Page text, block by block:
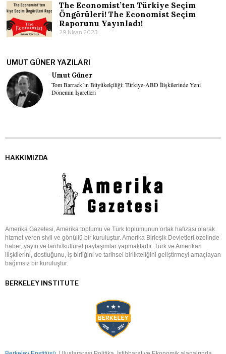
The Economist’ten Türkiye Seçim
Öngörüleri! The Economist Seçim
Raporunu Yayınladı!
29 Nisan 2023
UMUT GÜNER YAZILARI
Umut Güner
Tom Barrack’ın Büyükelçiliği: Türkiye-ABD İlişkilerinde Yeni
Dönemin İşaretleri
HAKKIMIZDA
Amerika Gazetesi, Amerika toplumu ve Türk toplumunun ortak hafızası olarak
hizmet veren sivil ve gönüllü bir kuruluştur. Amerika Birleşik Devletleri özelinde
haber, yayın ve tarihi/kültürel paylaşımlar yapmaktadır. Türk ve Amerikan
ilişkilerini, dostluğunu, iş birliğini ve tarihsel birlikteliğini geliştirmeyi amaçlayan
bağımsız bir kuruluştur.
BERKELEY INSTITUTE